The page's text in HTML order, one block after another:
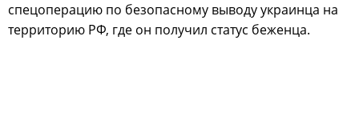
спецоперацию по безопасному выводу украинца на
территорию РФ, где он получил статус беженца.